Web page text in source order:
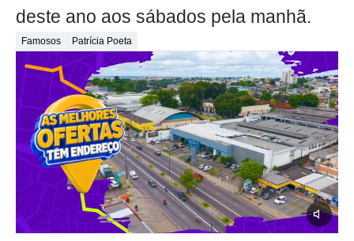
deste ano aos sábados pela manhã.
Famosos Patrícia Poeta